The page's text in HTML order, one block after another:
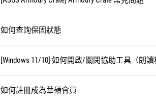
如何查詢保固狀態
[Windows 11/10] 如何開啟/關閉協助工具（朗讀
如何註冊成為華碩會員